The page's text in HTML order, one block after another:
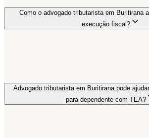
Como o advogado tributarista em Buritirana
execução fiscal?
Advogado tributarista em Buritirana pode
para dependente com TEA?